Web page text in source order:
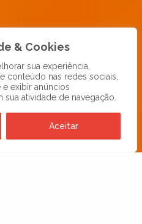
& Cookies
sua experiência,
conteúdo nas redes sociais,
exibir anúncios
atividade de navegação.
Aceitar